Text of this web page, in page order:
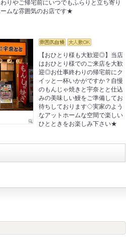
りやご帰宅前にいつでもふらりと立ち寄り
ムな雰囲気のお店です★
【おひとり様も大歓迎◎】当店
はおひとり様でのご来店を大歓
迎◎お仕事終わりの帰宅前にク
イッと一杯いかがですか？自慢
のもんじゃ焼きと宇奈とと仕込
みの美味しい鰻をご準備してお
待ちしております◇実家のよう
なアットホームな空間で楽しい
ひとときをお楽しみ下さい★